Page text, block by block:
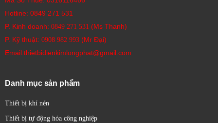
Hotline: 0849 271 531
P. Kinh doanh: 0849 271 531 (Ms Thanh)
P. Kỹ thuật: 0908 982 993​ (Mr Đại)
Email:thietbidienkimlongphat@gmail.com
Danh mục sản phẩm
Thiết bị khí nén
Thiết bị tự động hóa công nghiệp